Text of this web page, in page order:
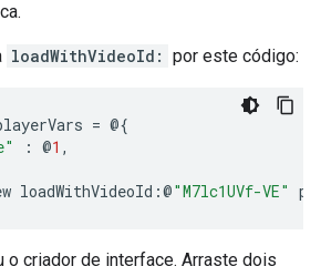
loadWithVideoId: por este código:
= @{
: @1 ,
loadWithVideoId :@"M7lc1UVf-VE"
o criador de interface. Arraste dois